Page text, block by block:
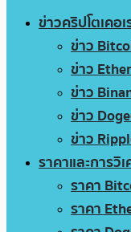
ข่าวคริปโตเคอ
ข่าว
ข่าว
ข่าว
ข่าว
ข่าว
ราคาและการวิเ
ราคา
ราคา